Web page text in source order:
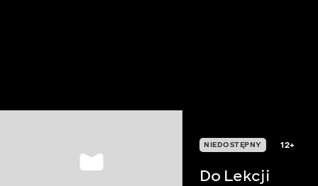
NIEDOSTĘPNY 12+
Do Lekcji